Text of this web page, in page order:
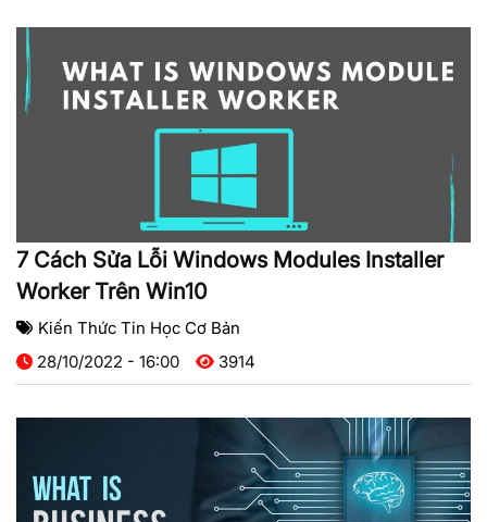
7 Cách Sửa Lỗi Windows Modules Installer
Worker Trên Win10
Kiến Thức Tin Học Cơ Bản
28/10/2022 - 16:00
3914